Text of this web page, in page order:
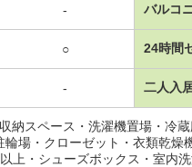
- バルコ
○ 24時間
- 二人入
納スペース・洗濯機置場・冷
場・クローゼット・衣類乾燥
上・シューズボックス・室内